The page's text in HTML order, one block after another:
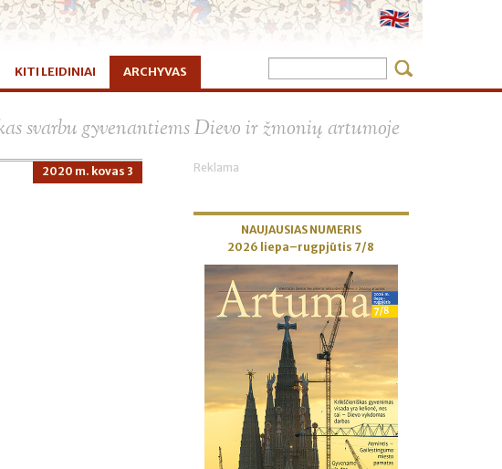
KITI LEIDINIAI ARCHYVAS
svarbu gyvenantiems Dievo ir žmonių artumoje
2020 m. kovas 3 Reklama
NAUJAUSIAS NUMERIS
2026 liepa–rugpjūtis 7/8